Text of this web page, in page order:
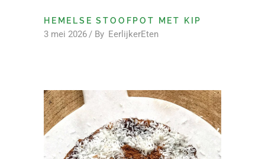
HEMELSE STOOFPOT MET KIP
3 mei 2026 By EerlijkerEten